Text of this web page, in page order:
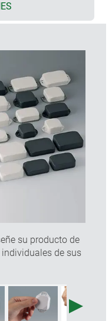
configuraciones de
de usar.
robusta con
65 (con junta como
en entornos
colores estándar
disponible en
superior) y gris
y componentes en
es
de acero inoxidable
su producto de
de sus